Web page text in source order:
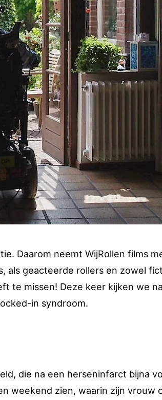
Daarom neemt WijRollen films
als geacteerde rollers en zowel
te missen! Deze keer kijken we
in syndroom.
die na een herseninfarct bijna
weekend zien, waarin zijn vrouw